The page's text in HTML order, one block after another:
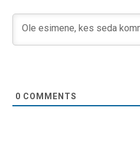
0 COMMENTS